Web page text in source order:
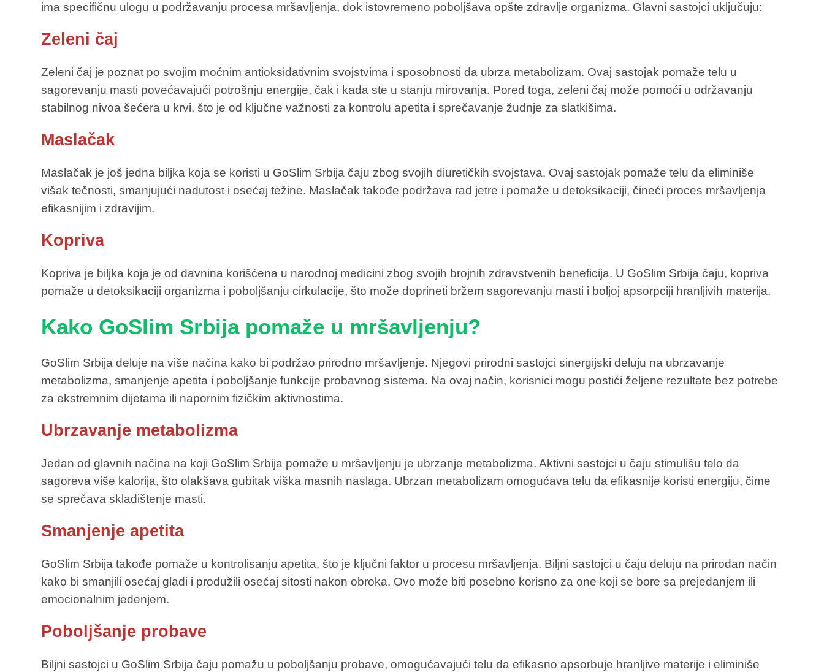
ima specifičnu ulogu u podržavanju procesa mršavljenja, dok istovremeno poboljšava opšte zdravlje organizma. Glavni sastojci uključuju:
Zeleni čaj
Zeleni čaj je poznat po svojim moćnim antioksidativnim svojstvima i sposobnosti da ubrza metabolizam. Ovaj sastojak pomaže telu u
sagorevanju masti povećavajući potrošnju energije, čak i kada ste u stanju mirovanja. Pored toga, zeleni čaj može pomoći u održavanju
stabilnog nivoa šećera u krvi, što je od ključne važnosti za kontrolu apetita i sprečavanje žudnje za slatkišima.
Maslačak
Maslačak je još jedna biljka koja se koristi u GoSlim Srbija čaju zbog svojih diuretičkih svojstava. Ovaj sastojak pomaže telu da eliminiše
višak tečnosti, smanjujući nadutost i osećaj težine. Maslačak takođe podržava rad jetre i pomaže u detoksikaciji, čineći proces mršavljenja
efikasnijim i zdravijim.
Kopriva
Kopriva je biljka koja je od davnina korišćena u narodnoj medicini zbog svojih brojnih zdravstvenih beneficija. U GoSlim Srbija čaju, kopriva
pomaže u detoksikaciji organizma i poboljšanju cirkulacije, što može doprineti bržem sagorevanju masti i boljoj apsorpciji hranljivih materija.
Kako GoSlim Srbija pomaže u mršavljenju?
GoSlim Srbija deluje na više načina kako bi podržao prirodno mršavljenje. Njegovi prirodni sastojci sinergijski deluju na ubrzavanje
metabolizma, smanjenje apetita i poboljšanje funkcije probavnog sistema. Na ovaj način, korisnici mogu postići željene rezultate bez potrebe
za ekstremnim dijetama ili napornim fizičkim aktivnostima.
Ubrzavanje metabolizma
Jedan od glavnih načina na koji GoSlim Srbija pomaže u mršavljenju je ubrzanje metabolizma. Aktivni sastojci u čaju stimulišu telo da
sagoreva više kalorija, što olakšava gubitak viška masnih naslaga. Ubrzan metabolizam omogućava telu da efikasnije koristi energiju, čime
se sprečava skladištenje masti.
Smanjenje apetita
GoSlim Srbija takođe pomaže u kontrolisanju apetita, što je ključni faktor u procesu mršavljenja. Biljni sastojci u čaju deluju na prirodan način
kako bi smanjili osećaj gladi i produžili osećaj sitosti nakon obroka. Ovo može biti posebno korisno za one koji se bore sa prejedanjem ili
emocionalnim jedenjem.
Poboljšanje probave
Biljni sastojci u GoSlim Srbija čaju pomažu u poboljšanju probave, omogućavajući telu da efikasno apsorbuje hranljive materije i eliminiše